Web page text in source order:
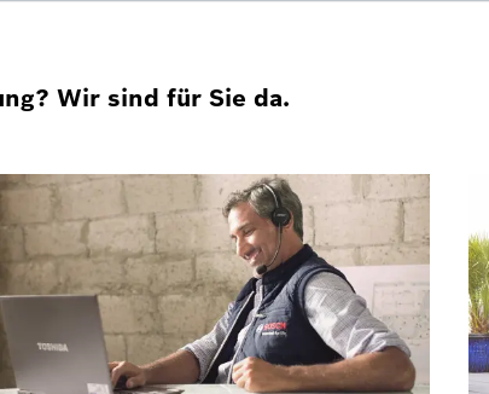
Wir sind für Sie da.